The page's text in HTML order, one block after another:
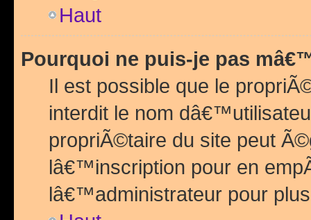
Haut
Pourquoi ne puis-je pas
Il est possible que le
interdit le nom
propriÃ©taire du site peut
lâ€™inscription pour en
lâ€™administrateur pour